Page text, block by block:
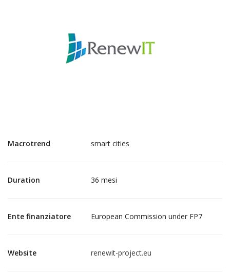
Macrotrend smart cities
Duration 36 mesi
Ente finanziatore European Commission under FP7
Website renewit-project.eu